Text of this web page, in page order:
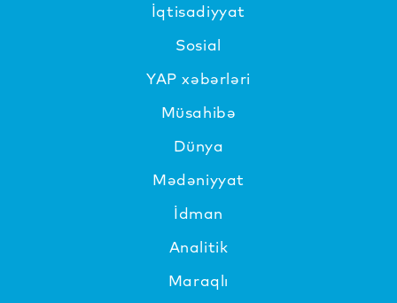
İqtisadiyyat
Sosial
YAP xəbərləri
Müsahibə
Dünya
Mədəniyyat
İdman
Analitik
Maraqlı